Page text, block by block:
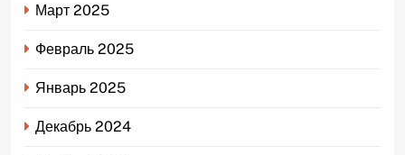
Март 2025
Февраль 2025
Январь 2025
Декабрь 2024